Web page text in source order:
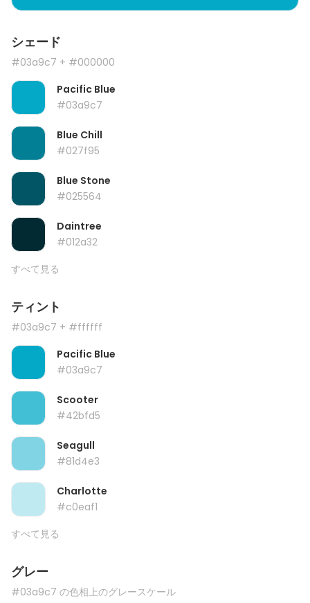
シェード
#03a9c7 + #000000
Pacific Blue
#03a9c7
Blue Chill
#027f95
Blue Stone
#025564
Daintree
#012a32
すべて見る
ティント
#03a9c7 + #ffffff
Pacific Blue
#03a9c7
Scooter
#42bfd5
Seagull
#81d4e3
Charlotte
#c0eaf1
すべて見る
グレー
#03a9c7 の色相上のグレースケール